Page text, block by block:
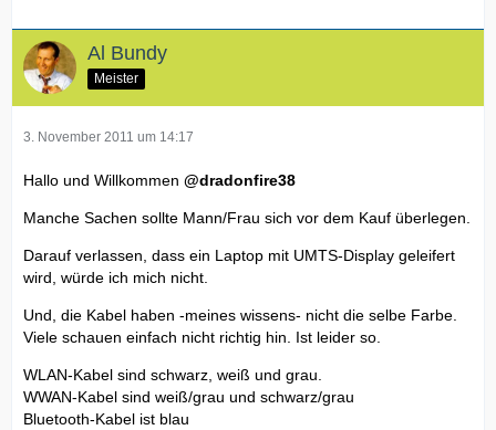
Al Bundy
Meister
3. November 2011 um 14:17
Hallo und Willkommen @dradonfire38
Manche Sachen sollte Mann/Frau sich vor dem Kauf überlegen.
Darauf verlassen, dass ein Laptop mit UMTS-Display geleifert
wird, würde ich mich nicht.
Und, die Kabel haben -meines wissens- nicht die selbe Farbe.
Viele schauen einfach nicht richtig hin. Ist leider so.
WLAN-Kabel sind schwarz, weiß und grau.
WWAN-Kabel sind weiß/grau und schwarz/grau
Bluetooth-Kabel ist blau